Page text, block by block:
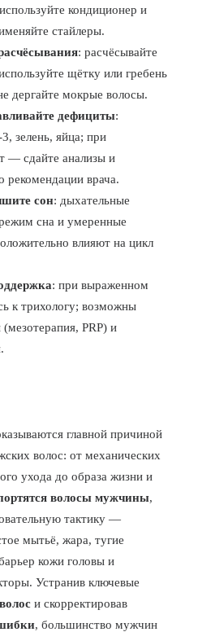
кондиционер и
стайлеры.
: расчёсывайте
щётку или гребень
дергайте мокрые волосы.
дефициты:
зелень, яйца; при
— сдайте анализы и
рекомендации врача.
сон: дыхательные
сна и умеренные
влияют на цикл
: при выраженном
к трихологу; возможны
PRP) и
главной причиной
волос: от механических
ухода до образа жизни и
волосы мужчины,
тактику —
мытьё, жара, тугие
кожи головы и
Устранив ключевые
и скорректировав
, большинство мужчин